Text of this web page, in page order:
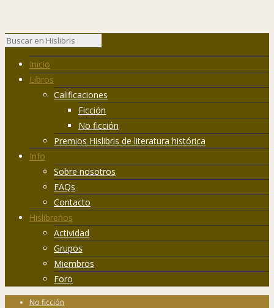
Inicio
Libros
Calificaciones
Ficción
No ficción
Premios Hislibris de literatura histórica
Info
Sobre nosotros
FAQs
Contacto
Hislibreños
Actividad
Grupos
Miembros
Foro
No ficción